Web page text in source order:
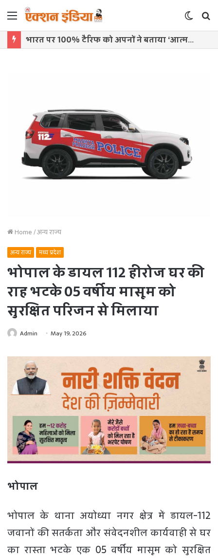
Menu
Switch
skin
भारत पर 100% टैरिफ को अपनों ने बताया ‘आत्मघाती कदम’, ट्रंप प्रशासन पर उठे सवाल
Home/अन्य राज्य
अन्य राज्य मध्य प्रदेश
भोपाल के डायल 112 हीरोज घर की
राह भटके 05 वर्षीय मासूम को
सुरक्षित परिजन से मिलाया
Admin May 19, 2026
भोपाल
भोपाल के थाना अयोध्या नगर क्षेत्र में डायल-112
जवानों की सतर्कता और संवेदनशील कार्यवाही से घर
का रास्ता भटके एक 05 वर्षीय मासूम को सुरक्षित